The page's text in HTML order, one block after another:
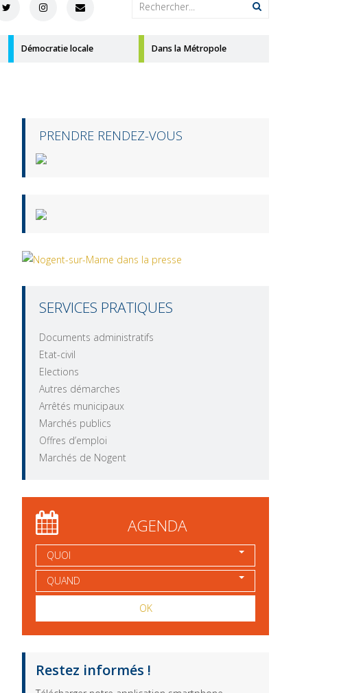
Démocratie locale Dans la Métropole
PRENDRE RENDEZ-VOUS
SERVICES PRATIQUES
Documents administratifs
Etat-civil
Elections
Autres démarches
Arrêtés municipaux
Marchés publics
Offres d’emploi
Marchés de Nogent
AGENDA
QUOI
QUAND
OK
Restez informés !